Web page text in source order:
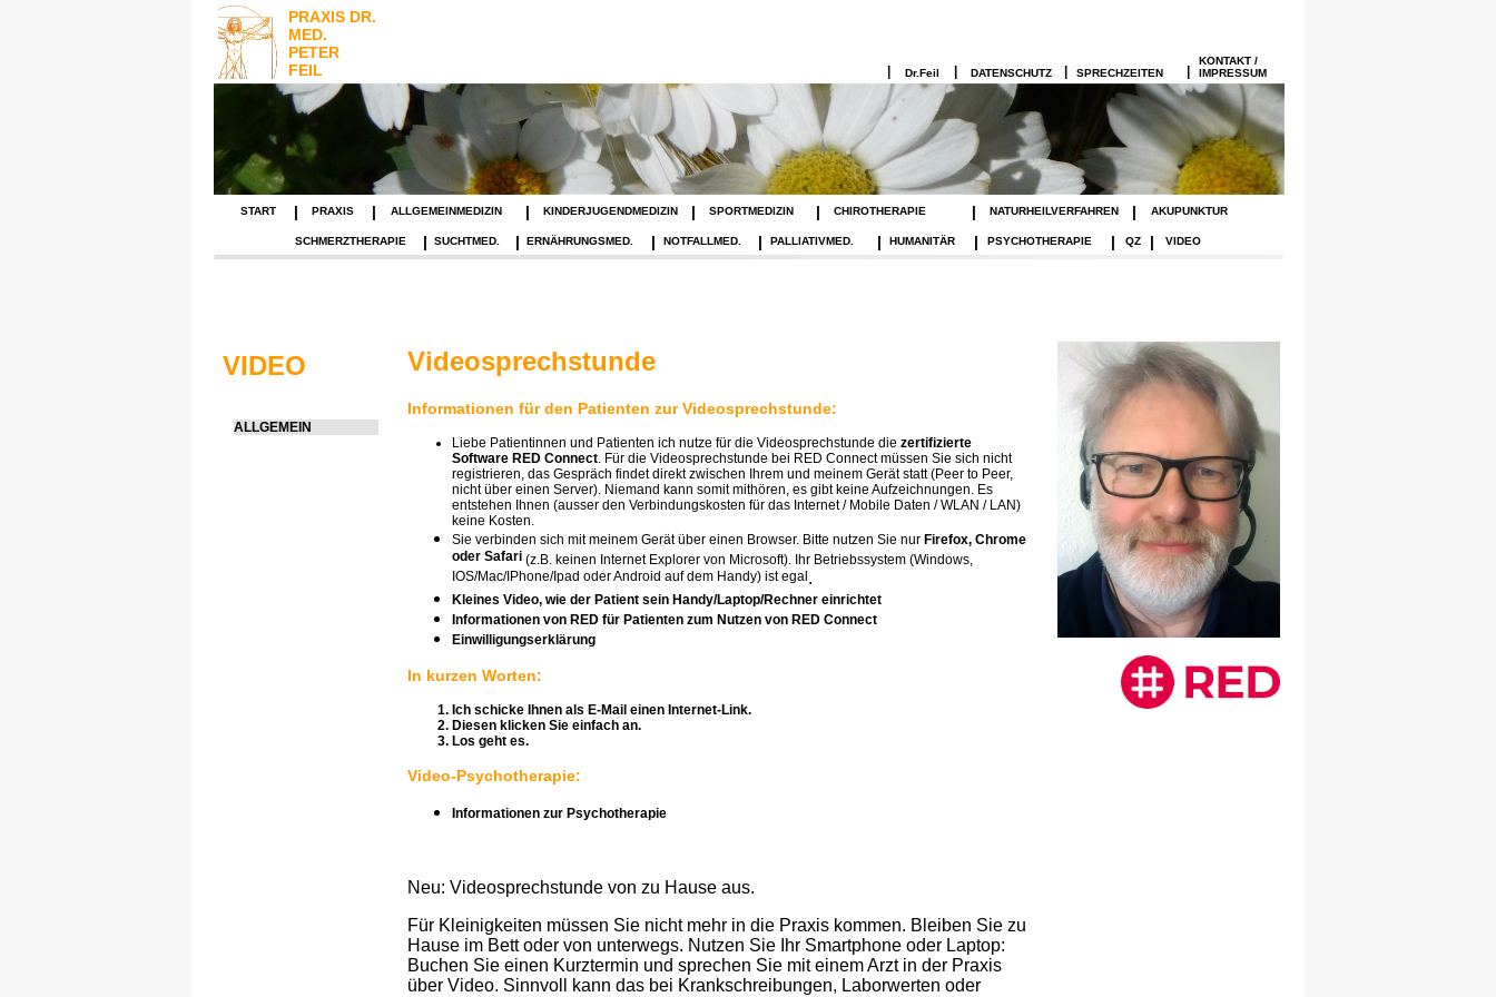
PRAXIS DR.
MED.
PETER
FEIL
Dr.Feil DATENSCHUTZ SPRECHZEITEN
KONTAKT /
IMPRESSUM
START | PRAXIS | ALLGEMEINMEDIZIN | KINDERJUGENDMEDIZIN | SPORTMEDIZIN | CHIROTHERAPIE | NATURHEILVERFAHREN | AKUPUNKTUR
SCHMERZTHERAPIE | SUCHTMED. | ERNÄHRUNGSMED. | NOTFALLMED. | PALLIATIVMED. | HUMANITÄR | PSYCHOTHERAPIE | QZ | VIDEO
VIDEO
ALLGEMEIN
Videosprechstunde
Informationen für den Patienten zur Videosprechstunde:
Liebe Patientinnen und Patienten ich nutze für die Videosprechstunde die zertifizierte
Software RED Connect. Für die Videosprechstunde bei RED Connect müssen Sie sich nicht
registrieren, das Gespräch findet direkt zwischen Ihrem und meinem Gerät statt (Peer to Peer,
nicht über einen Server). Niemand kann somit mithören, es gibt keine Aufzeichnungen. Es
entstehen Ihnen (ausser den Verbindungskosten für das Internet / Mobile Daten / WLAN / LAN)
keine Kosten.
Sie verbinden sich mit meinem Gerät über einen Browser. Bitte nutzen Sie nur Firefox, Chrome
oder Safari (z.B. keinen Internet Explorer von Microsoft). Ihr Betriebssystem (Windows,
IOS/Mac/IPhone/Ipad oder Android auf dem Handy) ist egal.
Kleines Video, wie der Patient sein Handy/Laptop/Rechner einrichtet
Informationen von RED für Patienten zum Nutzen von RED Connect
Einwilligungserklärung
In kurzen Worten:
Ich schicke Ihnen als E-Mail einen Internet-Link.
Diesen klicken Sie einfach an.
Los geht es.
Video-Psychotherapie:
Informationen zur Psychotherapie
Neu: Videosprechstunde von zu Hause aus.
Für Kleinigkeiten müssen Sie nicht mehr in die Praxis kommen. Bleiben Sie zu
Hause im Bett oder von unterwegs. Nutzen Sie Ihr Smartphone oder Laptop:
Buchen Sie einen Kurztermin und sprechen Sie mit einem Arzt in der Praxis
über Video. Sinnvoll kann das bei Krankschreibungen, Laborwerten oder